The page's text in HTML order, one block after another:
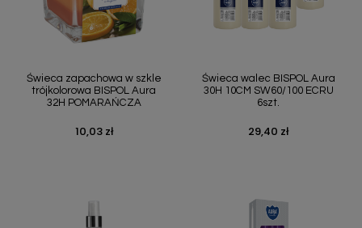
Świeca zapachowa w szkle
trójkolorowa BISPOL Aura
32H POMARAŃCZA
Cena
10,03 zł
Świeca walec BISPOL Aura
30H 10CM SW60/100 ECRU
6szt.
Cena
29,40 zł